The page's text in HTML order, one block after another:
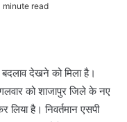
minute read
देखने को मिला है।
को शाजापुर जिले के नए
है। निवर्तमान एसपी